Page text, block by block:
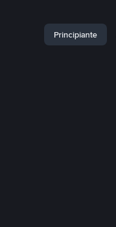
Principiante